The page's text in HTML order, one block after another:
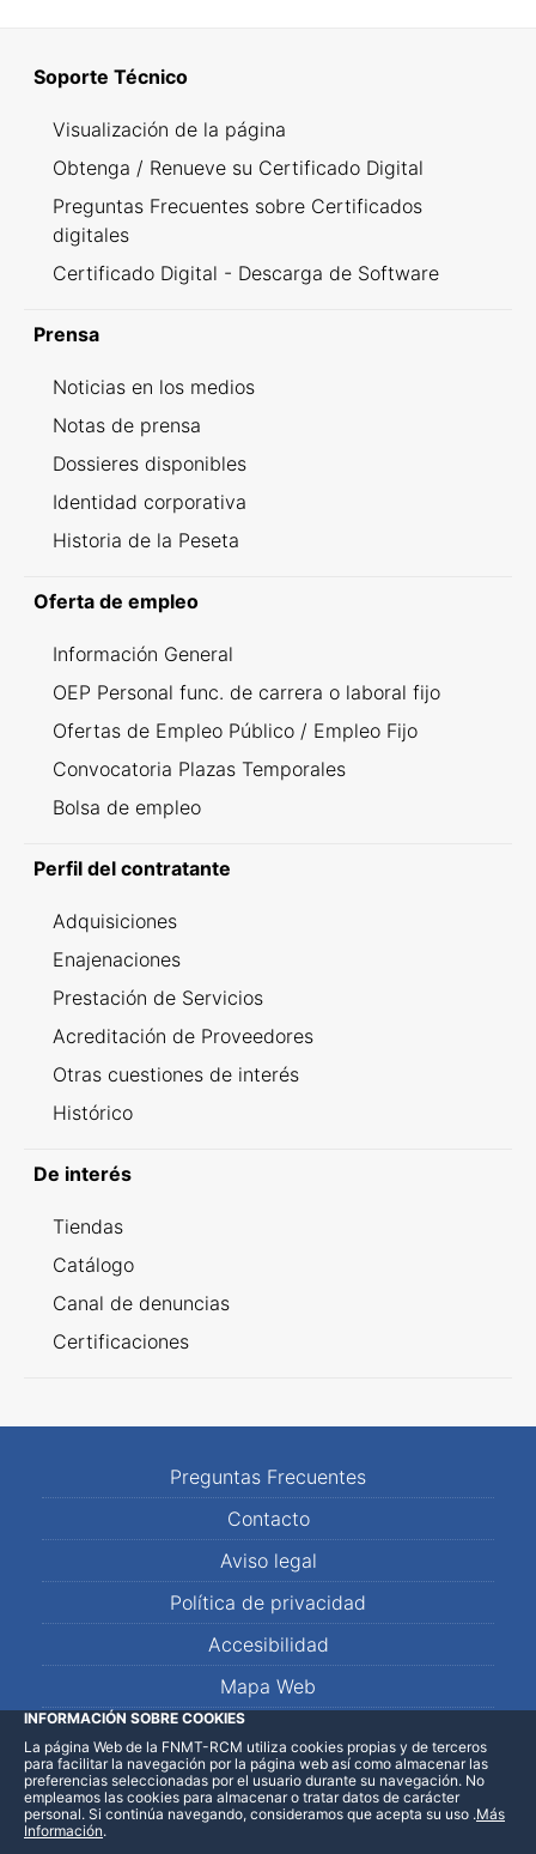
Soporte Técnico
Visualización de la página
Obtenga / Renueve su Certificado Digital
Preguntas Frecuentes sobre Certificados
digitales
Certificado Digital - Descarga de Software
Prensa
Noticias en los medios
Notas de prensa
Dossieres disponibles
Identidad corporativa
Historia de la Peseta
Oferta de empleo
Información General
OEP Personal func. de carrera o laboral fijo
Ofertas de Empleo Público / Empleo Fijo
Convocatoria Plazas Temporales
Bolsa de empleo
Perfil del contratante
Adquisiciones
Enajenaciones
Prestación de Servicios
Acreditación de Proveedores
Otras cuestiones de interés
Histórico
De interés
Tiendas
Catálogo
Canal de denuncias
Certificaciones
Preguntas Frecuentes
Contacto
Aviso legal
Política de privacidad
Accesibilidad
Mapa Web
LinkedInFacebookWhatsApp
INFORMACIÓN SOBRE COOKIES
La página Web de la FNMT-RCM utiliza cookies propias y de terceros
para facilitar la navegación por la página web así como almacenar las
preferencias seleccionadas por el usuario durante su navegación. No
empleamos las cookies para almacenar o tratar datos de carácter
personal. Si continúa navegando, consideramos que acepta su uso .Más
Información.